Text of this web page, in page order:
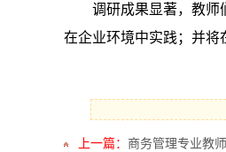
调研成果显著，教师
在企业环境中实践；并将
上一篇： 商务管理专业教